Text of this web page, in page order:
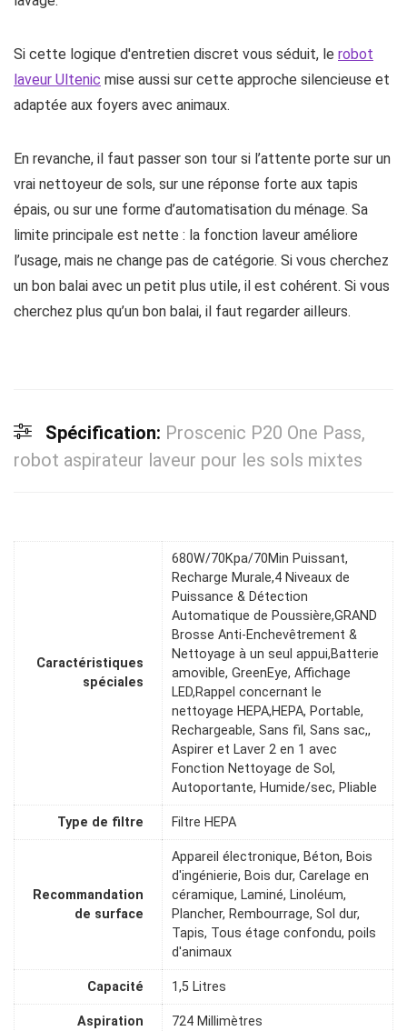
Si cette logique d'entretien discret vous séduit, le robot
laveur Ultenic mise aussi sur cette approche silencieuse et
adaptée aux foyers avec animaux.
En revanche, il faut passer son tour si l’attente porte sur un
vrai nettoyeur de sols, sur une réponse forte aux tapis
épais, ou sur une forme d’automatisation du ménage. Sa
limite principale est nette : la fonction laveur améliore
l’usage, mais ne change pas de catégorie. Si vous cherchez
un bon balai avec un petit plus utile, il est cohérent. Si vous
cherchez plus qu’un bon balai, il faut regarder ailleurs.
Spécification: Proscenic P20 One Pass,
robot aspirateur laveur pour les sols mixtes
Caractéristiques
spéciales
680W/70Kpa/70Min Puissant,
Recharge Murale,4 Niveaux de
Puissance & Détection
Automatique de Poussière,GRAND
Brosse Anti-Enchevêtrement &
Nettoyage à un seul appui​,Batterie
amovible, GreenEye, Affichage
LED,Rappel concernant le
nettoyage HEPA,HEPA, Portable,
Rechargeable, Sans fil, Sans sac,,
Aspirer et Laver 2 en 1 avec
Fonction Nettoyage de Sol,
Autoportante, Humide/sec, Pliable
Type de filtre Filtre HEPA
Recommandation
de surface
Appareil électronique, Béton, Bois
d'ingénierie, Bois dur, Carelage en
céramique, Laminé, Linoléum,
Plancher, Rembourrage, Sol dur,
Tapis, Tous étage confondu, poils
d'animaux
Capacité 1,5 Litres
Aspiration
724 Millimètres